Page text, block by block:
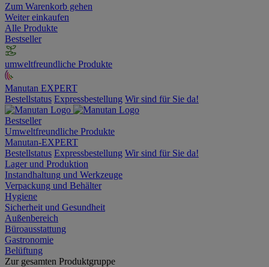
Zum Warenkorb gehen
Weiter einkaufen
Alle Produkte
Bestseller
umweltfreundliche Produkte
Manutan EXPERT
Bestellstatus Expressbestellung Wir sind für Sie da!
Bestseller
Umweltfreundliche Produkte
Manutan-EXPERT
Bestellstatus Expressbestellung Wir sind für Sie da!
Lager und Produktion
Instandhaltung und Werkzeuge
Verpackung und Behälter
Hygiene
Sicherheit und Gesundheit
Außenbereich
Büroausstattung
Gastronomie
Belüftung
Zur gesamten Produktgruppe